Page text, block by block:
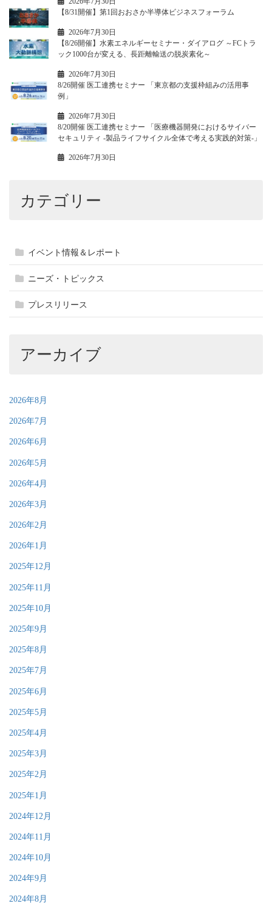
【8/31開催】第1回おおさか半導体ビジネスフォーラム
2026年7月30日
【8/26開催】水素エネルギーセミナー・ダイアログ ～FCトラ
ック1000台が変える、長距離輸送の脱炭素化～
2026年7月30日
8/26開催 医工連携セミナー 「東京都の支援枠組みの活用事
例」
2026年7月30日
8/20開催 医工連携セミナー 「医療機器開発におけるサイバー
セキュリティ -製品ライフサイクル全体で考える実践的対策-」
2026年7月30日
カテゴリー
イベント情報＆レポート
ニーズ・トピックス
プレスリリース
アーカイブ
2026年8月
2026年7月
2026年6月
2026年5月
2026年4月
2026年3月
2026年2月
2026年1月
2025年12月
2025年11月
2025年10月
2025年9月
2025年8月
2025年7月
2025年6月
2025年5月
2025年4月
2025年3月
2025年2月
2025年1月
2024年12月
2024年11月
2024年10月
2024年9月
2024年8月